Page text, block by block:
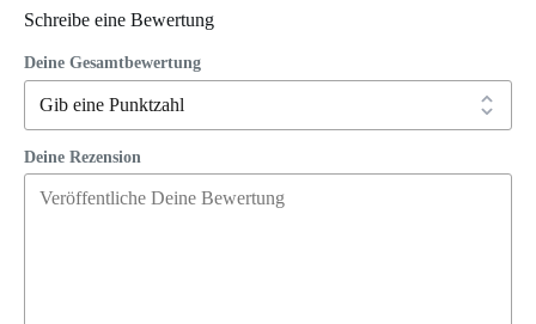
Schreibe eine Bewertung
Deine Gesamtbewertung
Deine Rezension